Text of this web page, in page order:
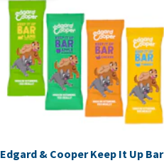
Edgard & Cooper Keep It Up Bar